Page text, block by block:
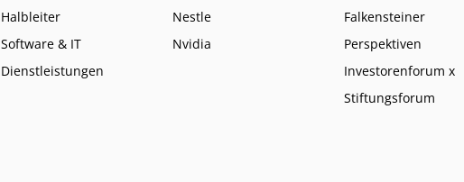
Halbleiter
Software & IT
Dienstleistungen
Nestle
Nvidia
Falkensteiner
Perspektiven
Investorenforum x
Stiftungsforum